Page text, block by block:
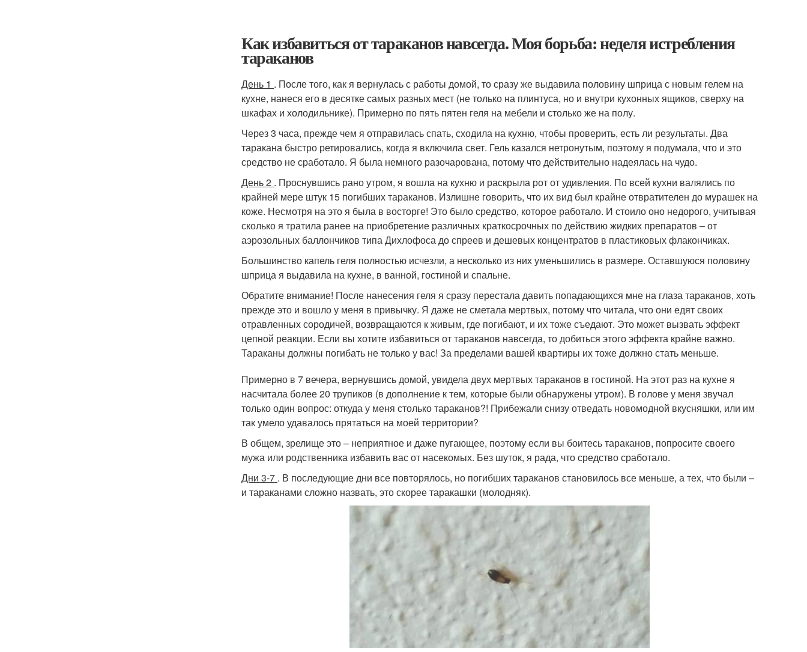
Как избавиться от тараканов навсегда. Моя борьба: неделя истребления
тараканов
День 1 . После того, как я вернулась с работы домой, то сразу же выдавила половину шприца с новым гелем на
кухне, нанеся его в десятке самых разных мест (не только на плинтуса, но и внутри кухонных ящиков, сверху на
шкафах и холодильнике). Примерно по пять пятен геля на мебели и столько же на полу.
Через 3 часа, прежде чем я отправилась спать, сходила на кухню, чтобы проверить, есть ли результаты. Два
таракана быстро ретировались, когда я включила свет. Гель казался нетронутым, поэтому я подумала, что и это
средство не сработало. Я была немного разочарована, потому что действительно надеялась на чудо.
День 2 . Проснувшись рано утром, я вошла на кухню и раскрыла рот от удивления. По всей кухни валялись по
крайней мере штук 15 погибших тараканов. Излишне говорить, что их вид был крайне отвратителен до мурашек на
коже. Несмотря на это я была в восторге! Это было средство, которое работало. И стоило оно недорого, учитывая
сколько я тратила ранее на приобретение различных краткосрочных по действию жидких препаратов – от
аэрозольных баллончиков типа Дихлофоса до спреев и дешевых концентратов в пластиковых флакончиках.
Большинство капель геля полностью исчезли, а несколько из них уменьшились в размере. Оставшуюся половину
шприца я выдавила на кухне, в ванной, гостиной и спальне.
Обратите внимание! После нанесения геля я сразу перестала давить попадающихся мне на глаза тараканов, хоть
прежде это и вошло у меня в привычку. Я даже не сметала мертвых, потому что читала, что они едят своих
отравленных сородичей, возвращаются к живым, где погибают, и их тоже съедают. Это может вызвать эффект
цепной реакции. Если вы хотите избавиться от тараканов навсегда, то добиться этого эффекта крайне важно.
Тараканы должны погибать не только у вас! За пределами вашей квартиры их тоже должно стать меньше.
Примерно в 7 вечера, вернувшись домой, увидела двух мертвых тараканов в гостиной. На этот раз на кухне я
насчитала более 20 трупиков (в дополнение к тем, которые были обнаружены утром). В голове у меня звучал
только один вопрос: откуда у меня столько тараканов?! Прибежали снизу отведать новомодной вкусняшки, или им
так умело удавалось прятаться на моей территории?
В общем, зрелище это – неприятное и даже пугающее, поэтому если вы боитесь тараканов, попросите своего
мужа или родственника избавить вас от насекомых. Без шуток, я рада, что средство сработало.
Дни 3-7 . В последующие дни все повторялось, но погибших тараканов становилось все меньше, а тех, что были –
и тараканами сложно назвать, это скорее таракашки (молодняк).